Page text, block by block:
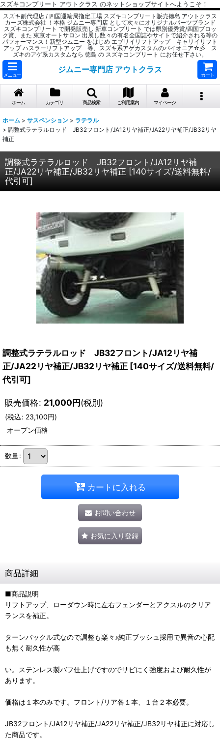
スズキコンプリート アウトクラス のネットショップサイトへようこそ！
スズキ副代理店 / 四国運輸局指定工場 スズキコンプリート販売徳島 アウトクラス
カーズ株式会社 ！本格 ジムニー専門店 として次々にオリジナルパーツブランド
スズキコンプリート で開発販売し 新車コンプリート では県別優秀賞/四国ブロッ
ク賞、また 東京オートサロン 出展し数々の有名全国誌やサイトで紹介される等の
パフォーマンス！新型ジムニー をはじめ エブリイリフトアップ キャリイリフト
アップ ハスラーリフトアップ 等、スズキ系アゲカスタムのパイオニア☆彡 ス
ズキのアゲ系カスタムなら 徳島 の スズキコンプリート にお任せ下さい。
メニュー
ジムニー専門店 アウトクラス
カート
ホーム カテゴリ 商品検索 ご利用案内 マイページ
ホーム > サスペンション > ラテラル
> 調整式ラテラルロッド JB32フロント/JA12リヤ補正/JA22リヤ補正/JB32リヤ
補正
調整式ラテラルロッド JB32フロント/JA12リヤ補
正/JA22リヤ補正/JB32リヤ補正 [140サイズ/送料無料/
代引可]
調整式ラテラルロッド JB32フロント/JA12リヤ補
正/JA22リヤ補正/JB32リヤ補正 [140サイズ/送料無料/
代引可]
販売価格: 21,000円(税別)
(税込: 23,100円)
オープン価格
数量:
カートに入れる
お問い合わせ
お気に入り登録
商品詳細
■商品説明
リフトアップ、ローダウン時に左右フェンダーとアクスルのクリア
ランスを補正。
ターンバックル式なので調整も楽々♪純正ブッシュ採用で異音の心配
も無く耐久性が高
い。ステンレス製バフ仕上げですのでサビにく強度および耐久性が
あります。
価格は１本のみです。フロント/リア各１本、１台２本必要。
JB32フロント/JA12リヤ補正/JA22リヤ補正/JB32リヤ補正に対応し
た商品です。